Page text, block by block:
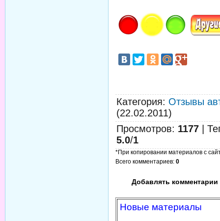
Категория: Отзывы
(22.02.2011)
Просмотров: 1177
5.0/1
*При копировании материалов с
Всего комментариев: 0
Добавлять комментарии
Новые материалы